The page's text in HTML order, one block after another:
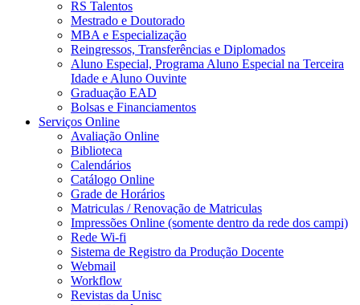
RS Talentos
Mestrado e Doutorado
MBA e Especialização
Reingressos, Transferências e Diplomados
Aluno Especial, Programa Aluno Especial na Terceira
Idade e Aluno Ouvinte
Graduação EAD
Bolsas e Financiamentos
Serviços Online
Avaliação Online
Biblioteca
Calendários
Catálogo Online
Grade de Horários
Matriculas / Renovação de Matriculas
Impressões Online (somente dentro da rede dos campi)
Rede Wi-fi
Sistema de Registro da Produção Docente
Webmail
Workflow
Revistas da Unisc